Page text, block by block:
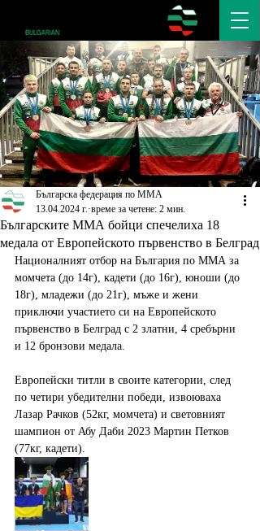
Българските ММА бойци спечелиха 18
медала от Европейското първенство в Белград
Българска федерация по ММА
13.04.2024 г. време за четене: 2 мин.
Националният отбор на България по ММА за
момчета (до 14г), кадети (до 16г), юноши (до
18г), младежи (до 21г), мъже и жени
приключи участието си на Европейското
първенство в Белград с 2 златни, 4 сребърни
и 12 бронзови медала.
Европейски титли в своите категории, след
по четири убедителни победи, извоюваха
Лазар Рачков (52кг, момчета) и световният
шампион от Абу Даби 2023 Мартин Петков
(77кг, кадети).